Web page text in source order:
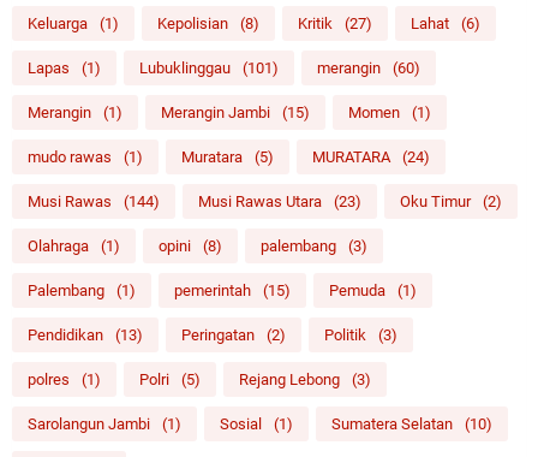
Keluarga (1) Kepolisian (8) Kritik (27) Lahat (6)
Lapas (1) Lubuklinggau (101) merangin (60)
Merangin (1) Merangin Jambi (15) Momen (1)
mudo rawas (1) Muratara (5) MURATARA (24)
Musi Rawas (144) Musi Rawas Utara (23) Oku Timur (2)
Olahraga (1) opini (8) palembang (3)
Palembang (1) pemerintah (15) Pemuda (1)
Pendidikan (13) Peringatan (2) Politik (3)
polres (1) Polri (5) Rejang Lebong (3)
Sarolangun Jambi (1) Sosial (1) Sumatera Selatan (10)